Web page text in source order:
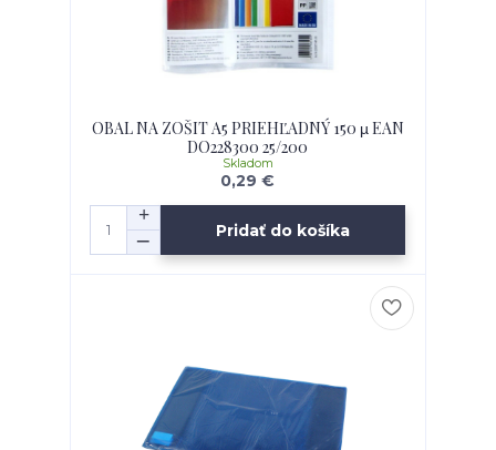
OBAL NA ZOŠIT A5 PRIEHĽADNÝ 150 µ EAN
DO228300 25/200
0,29 €
Skladom
Pridať do košíka